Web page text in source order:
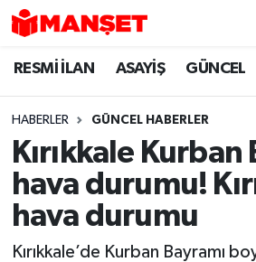
RESMİ İLAN ASAYİŞ GÜNCEL
HABERLER GÜNCEL HABERLER
Kırıkkale Kurban
hava durumu!
hava durumu
Kırıkkale’de Kurban Bayramı
Hava Durumu
Trafik Durumu
Süper Lig Puan Durumu ve
Tüm Manşetler
Son Dakika Haberleri